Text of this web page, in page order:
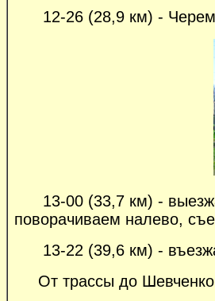
12-26 (28,9 км) -
13-00 (33,7 км) -
поворачиваем налево,
13-22 (39,6 км) -
От трассы до